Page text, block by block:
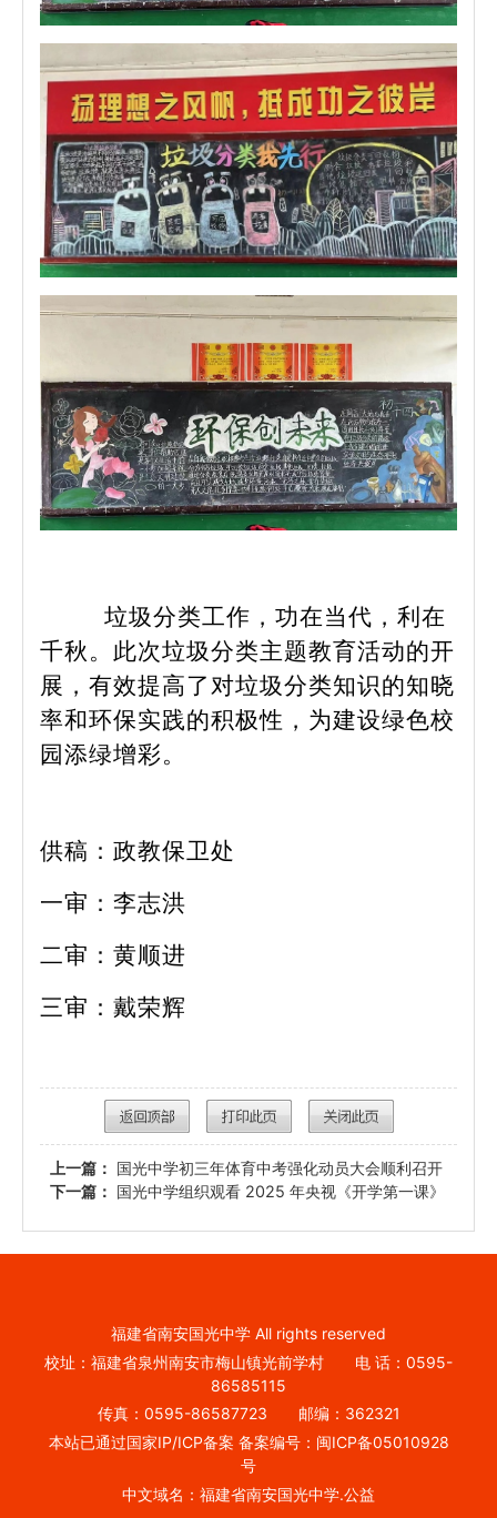
垃圾分类工作，功在当代，利在
千秋。此次垃圾分类主题教育活动的开
展，有效提高了对垃圾分类知识的知晓
率和环保实践的积极性，为建设绿色校
园添绿增彩。
供稿：政教保卫处
一审：李志洪
二审：黄顺进
三审：戴荣辉
上一篇： 国光中学初三年体育中考强化动员大会顺利召开
下一篇： 国光中学组织观看 2025 年央视《开学第一课》
福建省南安国光中学 All rights reserved
校址：福建省泉州南安市梅山镇光前学村 电 话：0595-
86585115
传真：0595-86587723 邮编：362321
本站已通过国家IP/ICP备案 备案编号：闽ICP备05010928
号
中文域名：福建省南安国光中学.公益